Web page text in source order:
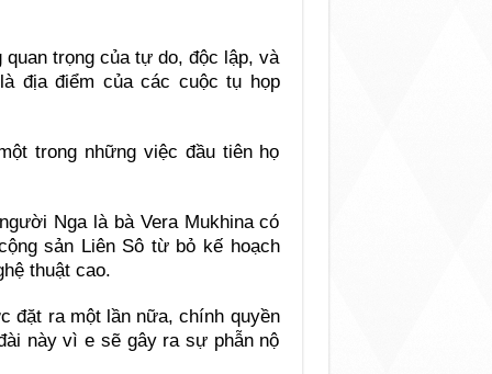
trọng của tự do, độc lập, và
địa điểm của các cuộc tụ họp
trong những việc đầu tiên họ
Nga là bà Vera Mukhina có
sản Liên Sô từ bỏ kế hoạch
thuật cao.
đặt ra một lần nữa, chính quyền
này vì e sẽ gây ra sự phẫn nộ